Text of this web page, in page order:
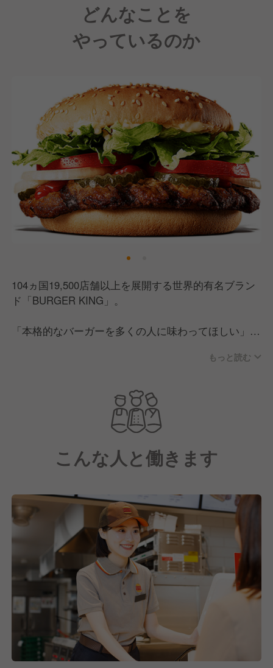
どんなことを
やっているのか
104ヵ国19,500店舗以上を展開する世界的有名ブラン
ド「BURGER KING」。
「本格的なバーガーを多くの人に味わってほしい」
しいメニューを提供したい」「安全でおいしい食事を
直径13センチの直火焼きビーフを使った「ワッパー」
をはじめ、味と品質にこだわり抜いたオリジナル商品
を提供しています。
れました︕
⽇本国内600店舗達成に向けて、拡大中の成⻑期の今
だからできる経験・チャンスがたくさんあります。ぜ
ひ当社と⼀緒に成⻑していきませんか︕
もっと読む
こんな人と働きます